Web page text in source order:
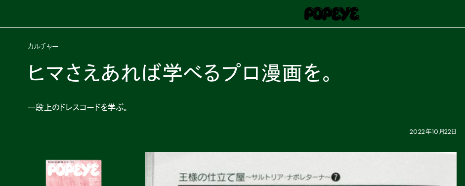
カルチャー
ヒマさえあれば学べるプロ漫画を。
一段上のドレスコードを学ぶ。
2022年10月22日